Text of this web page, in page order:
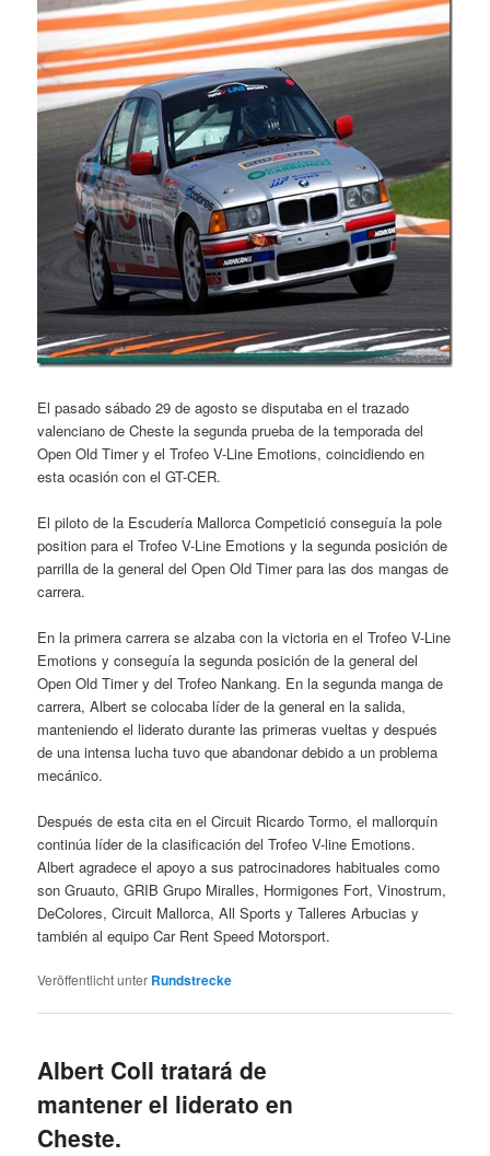
El pasado sábado 29 de agosto se disputaba en el trazado
valenciano de Cheste la segunda prueba de la temporada del
Open Old Timer y el Trofeo V-Line Emotions, coincidiendo en
esta ocasión con el GT-CER.
El piloto de la Escudería Mallorca Competició conseguía la pole
position para el Trofeo V-Line Emotions y la segunda posición de
parrilla de la general del Open Old Timer para las dos mangas de
carrera.
En la primera carrera se alzaba con la victoria en el Trofeo V-Line
Emotions y conseguía la segunda posición de la general del
Open Old Timer y del Trofeo Nankang. En la segunda manga de
carrera, Albert se colocaba líder de la general en la salida,
manteniendo el liderato durante las primeras vueltas y después
de una intensa lucha tuvo que abandonar debido a un problema
mecánico.
Después de esta cita en el Circuit Ricardo Tormo, el mallorquín
continúa líder de la clasificación del Trofeo V-line Emotions.
Albert agradece el apoyo a sus patrocinadores habituales como
son Gruauto, GRIB Grupo Miralles, Hormigones Fort, Vinostrum,
DeColores, Circuit Mallorca, All Sports y Talleres Arbucias y
también al equipo Car Rent Speed Motorsport.
Veröffentlicht unter Rundstrecke
Albert Coll tratará de
mantener el liderato en
Cheste.